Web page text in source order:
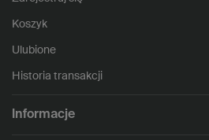
Koszyk
Ulubione
Historia transakcji
Informacje